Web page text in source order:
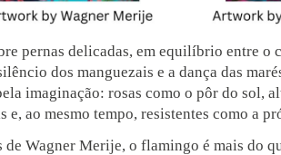
pernas delicadas, em equilíbrio entre o
dos manguezais e a dança das
imaginação: rosas como o pôr do sol,
e, ao mesmo tempo, resistentes como a
de Wagner Merije, o flamingo é mais do